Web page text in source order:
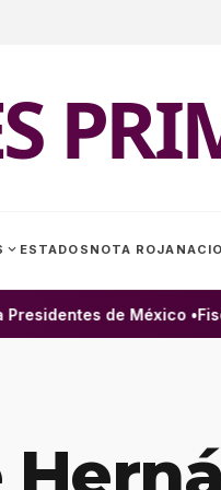
expand_more ESTADOS NOTA ROJA
de México •